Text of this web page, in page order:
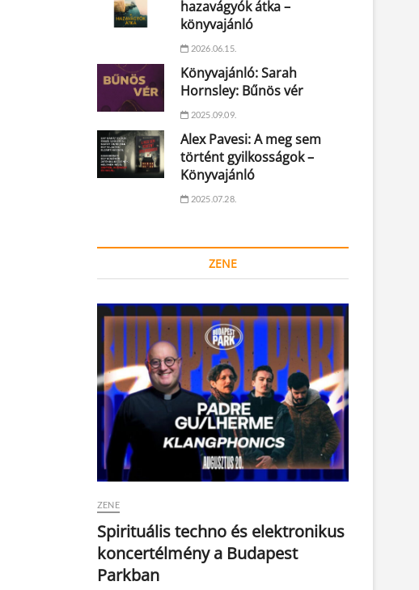
hazavágyók átka –
könyvajánló
2026.06.15.
Könyvajánló: Sarah
Hornsley: Bűnös vér
2025.09.09.
Alex Pavesi: A meg sem
történt gyilkosságok –
Könyvajánló
2025.07.28.
ZENE
ZENE
Spirituális techno és elektronikus
koncertélmény a Budapest
Parkban